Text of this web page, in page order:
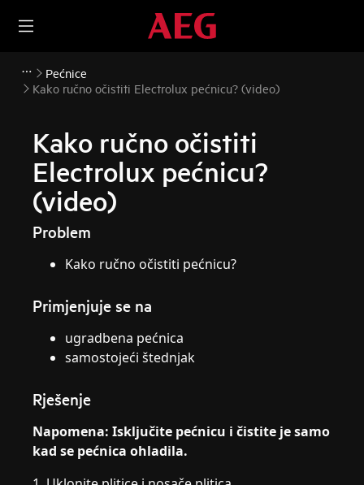
Pećnice
Kako ručno očistiti Electrolux pećnicu? (video)
Kako ručno očistiti
Electrolux pećnicu?
(video)
Problem
Kako ručno očistiti pećnicu?
Primjenjuje se na
ugradbena pećnica
samostojeći štednjak
Rješenje
Napomena: Isključite pećnicu i čistite je samo
kad se pećnica ohladila.